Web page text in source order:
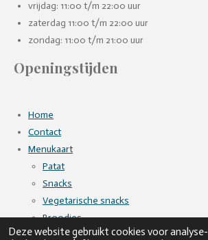
Deze website gebruikt cookies voor analyse-
vrijdag: 11:00 t/m 22:00 uur
zaterdag 11:00 t/m 22:00 uur
zondag: 11:00 t/m 21:00 uur
Openingstijden
Home
Contact
Menukaart
Patat
Snacks
Vegetarische snacks
Broodjes
Diversen